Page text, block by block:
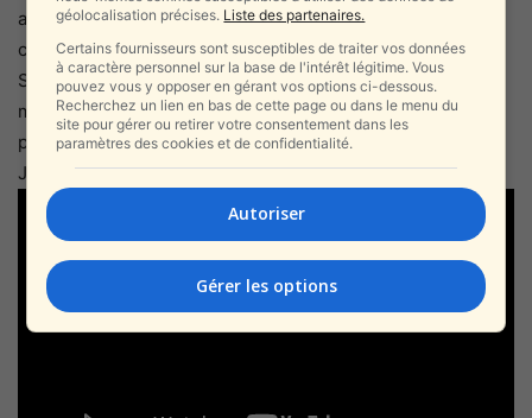
appelle les laïcs seraient bien inspirés de réfléchir à tout
cela, vous savez ces gens comme ceux qui avaient sauvé
Sinwar de son cancer. Quand on a blessé la hyène, il vaut
mieux la laisser crever, cela évite de terribles morsures
pour l’avenir !
Je suis goy. Vive Israël !
géolocalisation précises. Liste des partenaires.
Certains fournisseurs sont susceptibles de traiter vos données
à caractère personnel sur la base de l'intérêt légitime. Vous
pouvez vous y opposer en gérant vos options ci-dessous.
Recherchez un lien en bas de cette page ou dans le menu du
site pour gérer ou retirer votre consentement dans les
paramètres des cookies et de confidentialité.
Autoriser
Gérer les options